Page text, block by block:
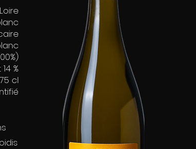
Loire
%
75 cl